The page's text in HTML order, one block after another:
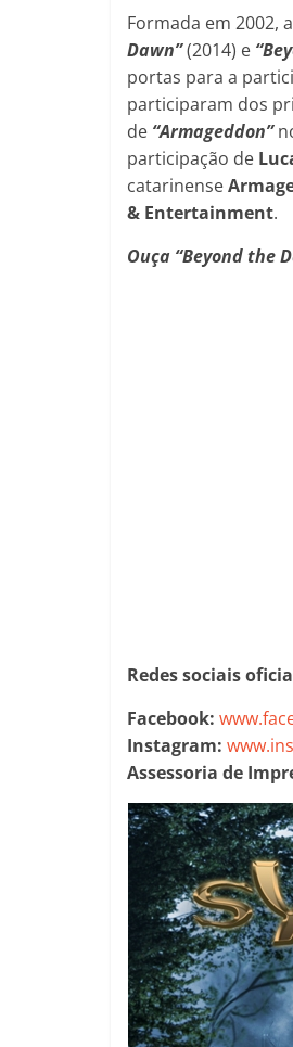
Formada em 2002,
Dawn”(2014) e
portas para a
participaram dos
de “Armageddon”
participação de
catarinense
& Entertainment.
Ouça “Beyond the
Redes sociais
Facebook:
Instagram:
Assessoria de